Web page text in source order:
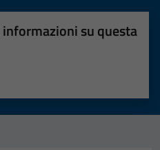
su questa
su 5
5